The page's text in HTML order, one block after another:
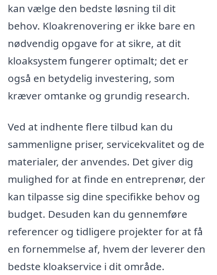
kan vælge den bedste løsning til dit
behov. Kloakrenovering er ikke bare en
nødvendig opgave for at sikre, at dit
kloaksystem fungerer optimalt; det er
også en betydelig investering, som
kræver omtanke og grundig research.
Ved at indhente flere tilbud kan du
sammenligne priser, servicekvalitet og de
materialer, der anvendes. Det giver dig
mulighed for at finde en entreprenør, der
kan tilpasse sig dine specifikke behov og
budget. Desuden kan du gennemføre
referencer og tidligere projekter for at få
en fornemmelse af, hvem der leverer den
bedste kloakservice i dit område.